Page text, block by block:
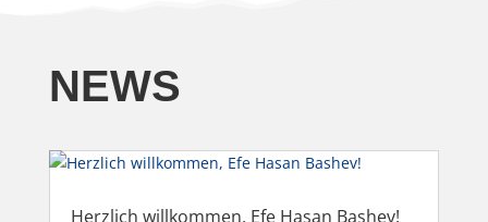
NEWS
Herzlich willkommen, Efe Hasan Bashev!